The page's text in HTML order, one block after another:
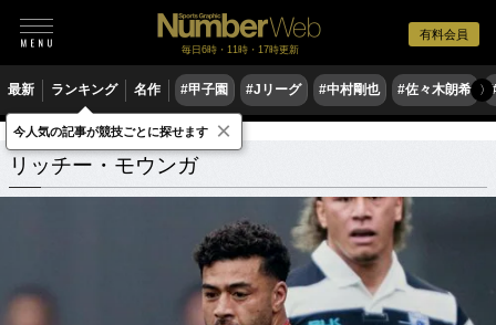
有料会員
毎日6時・11時・17時更新
最新 ランキング 名作 #甲子園 #Jリーグ #中村剛也 #佐々木朗希 〉
リッチー・モウンガ 関連記事
リッチー・モウンガ
今人気の記事が競技ごとに探せます ×